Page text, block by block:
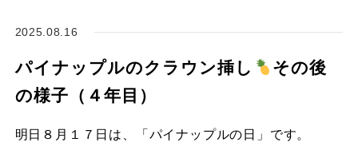
2025.08.16
パイナップルのクラウン挿し
その後
の様子（４年目）
明日８月１７日は、「パイナップルの日」です。